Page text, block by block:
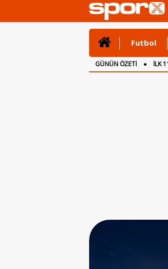
Futbol
GÜNÜN ÖZETİ İLK
CANLI ANLATIM